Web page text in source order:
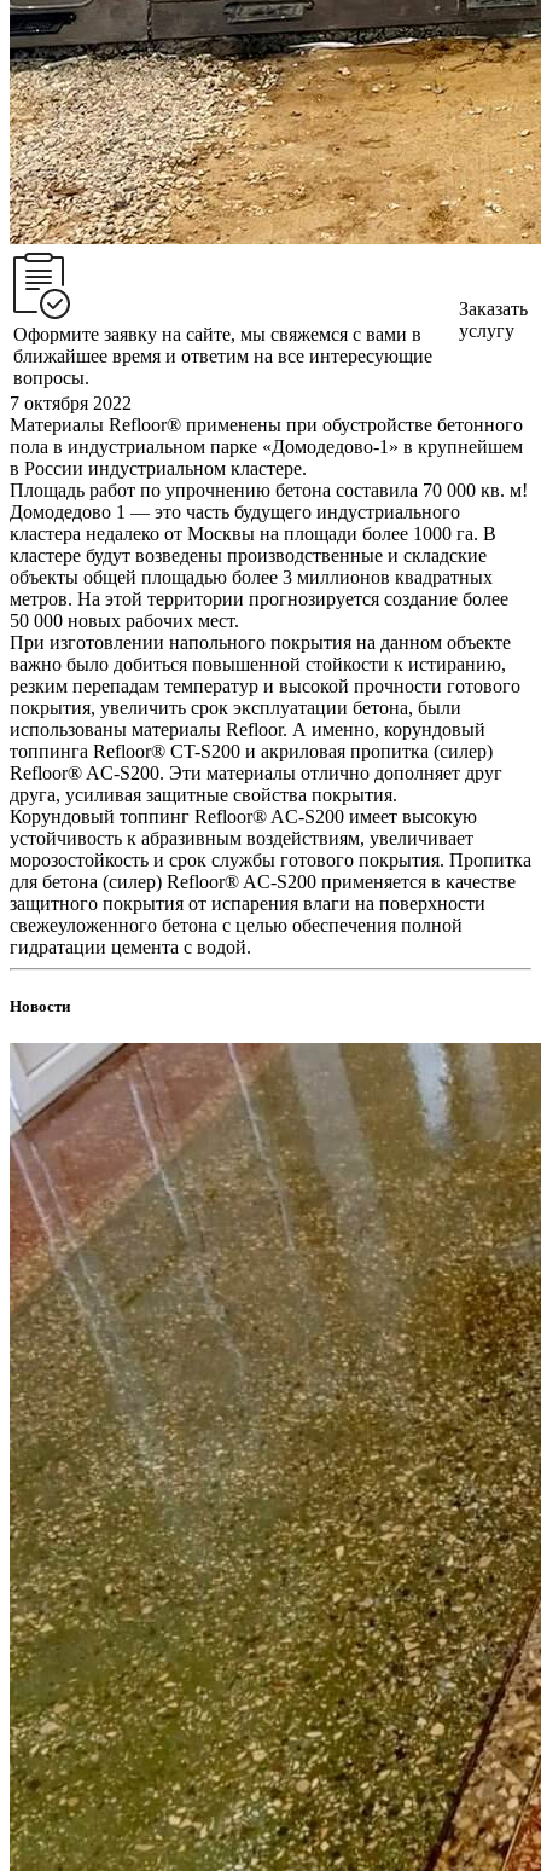
Оформите заявку на сайте, мы свяжемся с вами в
ближайшее время и ответим на все интересующие
вопросы.
Заказать
услугу
7 октября 2022
Материалы Refloor®️ применены при обустройстве бетонного
пола в индустриальном парке «Домодедово-1» в крупнейшем
в России индустриальном кластере.
Площадь работ по упрочнению бетона составила 70 000 кв. м!
Домодедово 1 — это часть будущего индустриального
кластера недалеко от Москвы на площади более 1000 га. В
кластере будут возведены производственные и складские
объекты общей площадью более 3 миллионов квадратных
метров. На этой территории прогнозируется создание более
50 000 новых рабочих мест.
При изготовлении напольного покрытия на данном объекте
важно было добиться повышенной стойкости к истиранию,
резким перепадам температур и высокой прочности готового
покрытия, увеличить срок эксплуатации бетона, были
использованы материалы Refloor. А именно, корундовый
топпинга Refloor®️ CT-S200 и акриловая пропитка (силер)
Refloor®️ AC-S200. Эти материалы отлично дополняет друг
друга, усиливая защитные свойства покрытия.
Корундовый топпинг Refloor®️ AC-S200 имеет высокую
устойчивость к абразивным воздействиям, увеличивает
морозостойкость и срок службы готового покрытия. Пропитка
для бетона (силер) Refloor®️ AC-S200 применяется в качестве
защитного покрытия от испарения влаги на поверхности
свежеуложенного бетона с целью обеспечения полной
гидратации цемента с водой.
Новости